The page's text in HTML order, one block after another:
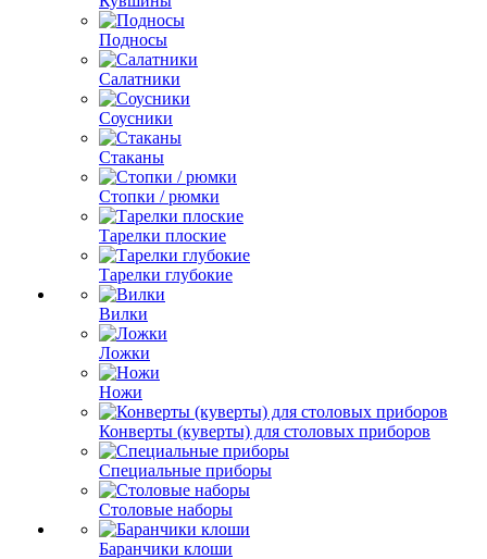
Подносы
Салатники
Соусники
Стаканы
Стопки / рюмки
Тарелки плоские
Тарелки глубокие
Вилки
Ложки
Ножи
Конверты (куверты) для столовых приборов
Специальные приборы
Столовые наборы
Баранчики клоши